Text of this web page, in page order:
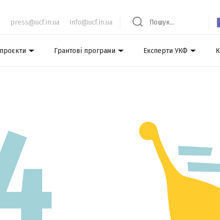
press@ucf.in.ua info@ucf.in.ua
Грантові програми Експерти УКФ